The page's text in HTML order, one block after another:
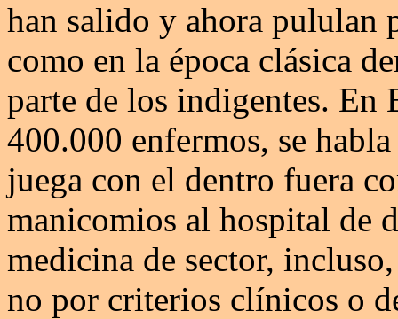
han salido y ahora pululan
como en la época clásica
parte de los indigentes. En
400.000 enfermos, se
juega con el dentro fuera
manicomios al hospital de
medicina de sector,
no por criterios clínicos o